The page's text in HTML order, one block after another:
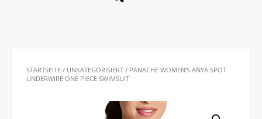
STARTSEITE / UNKATEGORISIERT / PANACHE WOMEN’S ANYA SPOT
UNDERWIRE ONE PIECE SWIMSUIT